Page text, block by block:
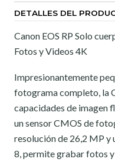
DETALLES DEL
Canon EOS RP Solo
Fotos y Videos 4K
Impresionantemente
fotograma completo, la
capacidades de imagen
un sensor CMOS de
resolución de 26,2 MP y
8, permite grabar fotos